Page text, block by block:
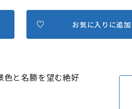
と名勝を望む絶好
お気に入りに追加